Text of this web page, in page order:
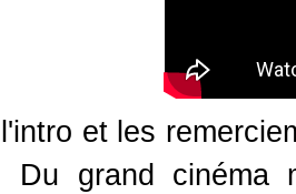
et les
Du grand cinéma